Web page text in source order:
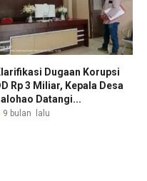
Dugaan Korupsi
Rp 3 Miliar, Kepala Desa
Datangi...
9 bulan lalu